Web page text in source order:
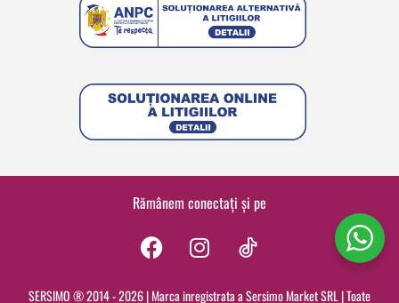
Rămânem conectați și pe
F
c
I
s
SERSIMO ® 2014 - 2026 | Marca inregistrata a Sersimo Market SRL | Toate